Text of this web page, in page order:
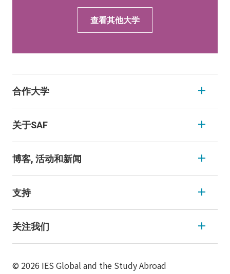
查看其他大学
合作大学
关于SAF
博客, 活动和新闻
支持
关注我们
© 2026 IES Global and the Study Abroad